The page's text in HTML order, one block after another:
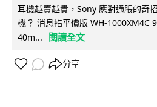
耳機越賣越貴，Sony 應對通脹的奇
機？ 消息指平價版 WH-1000XM4C
40m...
閱讀全文
分享